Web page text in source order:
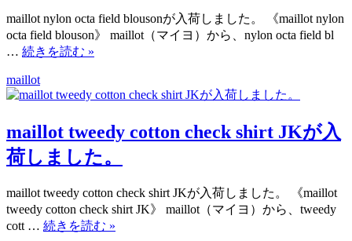
maillot nylon octa field blousonが入荷しました。 《maillot nylon
octa field blouson》 maillot（マイヨ）から、nylon octa field bl
… 続きを読む »
maillot
maillot tweedy cotton check shirt JKが入
荷しました。
maillot tweedy cotton check shirt JKが入荷しました。 《maillot
tweedy cotton check shirt JK》 maillot（マイヨ）から、tweedy
cott … 続きを読む »